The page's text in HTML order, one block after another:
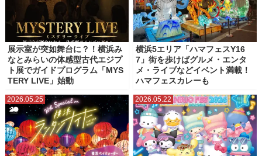
展示室が突如舞台に？！横浜み
なとみらいの体感型古代エジプ
ト展でガイドプログラム「MYS
TERY LIVE」始動
横浜5エリア「ハマフェスY16
7」街を歩けばグルメ・エンタ
メ・ライブなどイベント満載！
ハマフェスカレーも
2026.05.25 2026.05.22